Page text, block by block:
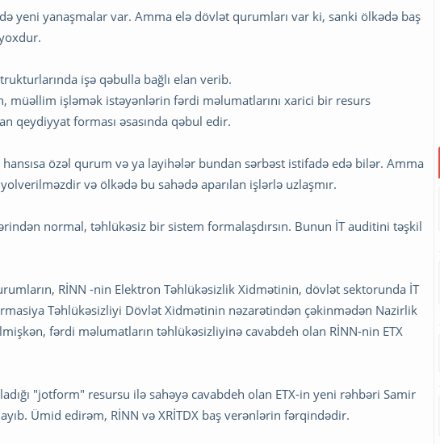
yeni yanaşmalar var. Amma elə dövlət qurumları var ki, sanki ölkədə baş
işə qəbulla bağlı elan verib.
müəllim işləmək istəyənlərin fərdi məlumatlarını xarici bir resurs
qeydiyyat forması əsasında qəbul edir.
özəl qurum və ya layihələr bundan sərbəst istifadə edə bilər. Amma
və ölkədə bu sahədə aparılan işlərlə uzlaşmır.
normal, təhlükəsiz bir sistem formalaşdırsın. Bunun İT auditini təşkil
RİNN -nin Elektron Təhlükəsizlik Xidmətinin, dövlət sektorunda İT
Təhlükəsizliyi Dövlət Xidmətinin nəzarətindən çəkinmədən Nazirlik
fərdi məlumatların təhlükəsizliyinə cavabdeh olan RİNN-nin ETX
"jotform" resursu ilə sahəyə cavabdeh olan ETX-in yeni rəhbəri Samir
Ümid edirəm, RİNN və XRİTDX baş verənlərin fərqindədir.